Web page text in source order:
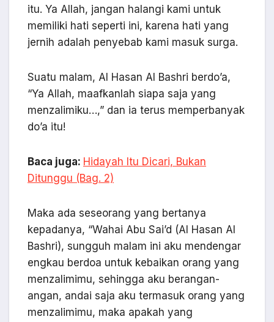
itu. Ya Allah, jangan halangi kami untuk
memiliki hati seperti ini, karena hati yang
jernih adalah penyebab kami masuk surga.
Suatu malam, Al Hasan Al Bashri berdo’a,
“Ya Allah, maafkanlah siapa saja yang
menzalimiku…,” dan ia terus memperbanyak
do’a itu!
Baca juga: Hidayah Itu Dicari, Bukan
Ditunggu (Bag. 2)
Maka ada seseorang yang bertanya
kepadanya, “Wahai Abu Sai’d (Al Hasan Al
Bashri), sungguh malam ini aku mendengar
engkau berdoa untuk kebaikan orang yang
menzalimimu, sehingga aku berangan-
angan, andai saja aku termasuk orang yang
menzalimimu, maka apakah yang